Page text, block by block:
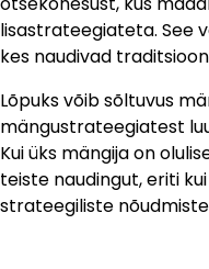
lisastrateegiateta. See
kes naudivad
Lõpuks võib sõltuvus
mängustrateegiatest
Kui üks mängija on
teiste naudingut, eriti
strateegiliste